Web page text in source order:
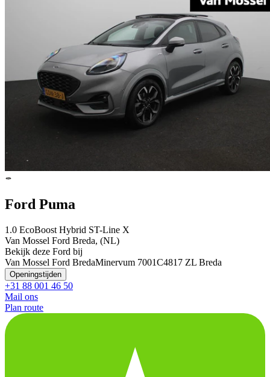
Ford Puma
1.0 EcoBoost Hybrid ST-Line X
Van Mossel Ford Breda, (NL)
Bekijk deze Ford bij
Van Mossel Ford BredaMinervum 7001C4817 ZL Breda
Openingstijden
+31 88 001 46 50
Mail ons
Plan route